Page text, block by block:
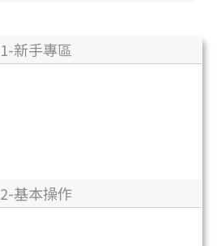
1-新手專區
2-基本操作